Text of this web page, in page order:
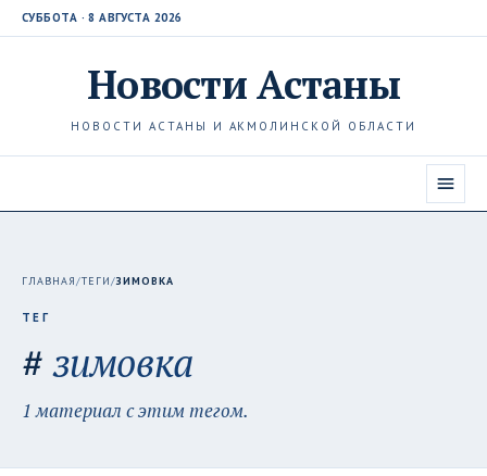
СУББОТА · 8 АВГУСТА 2026
НовостиАстаны
НОВОСТИ АСТАНЫ И АКМОЛИНСКОЙ ОБЛАСТИ
ГЛАВНАЯ/ТЕГИ/ЗИМОВКА
ТЕГ
#зимовка
1 материал с этим тегом.